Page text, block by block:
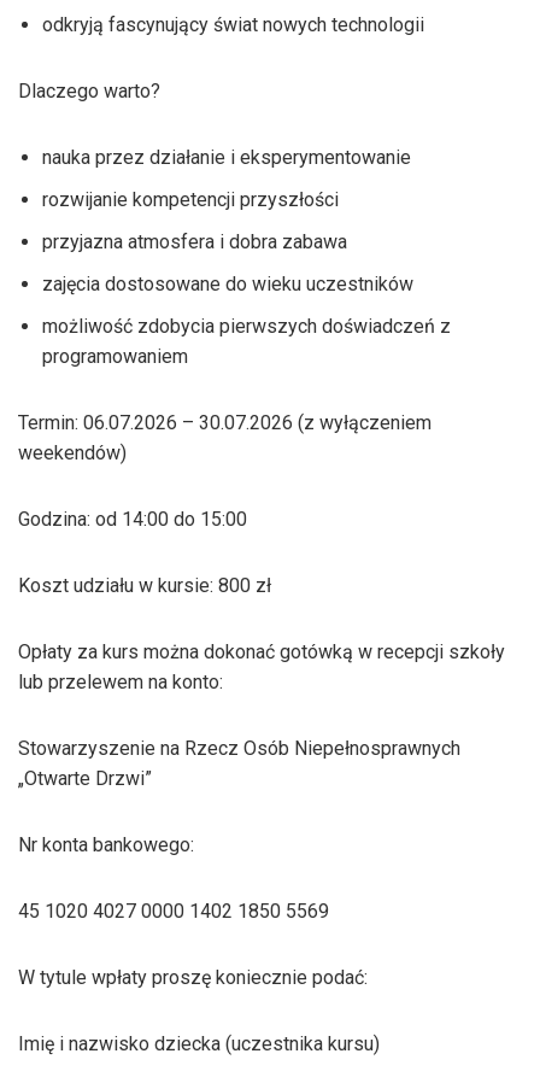
odkryją fascynujący świat nowych technologii
Dlaczego warto?
nauka przez działanie i eksperymentowanie
rozwijanie kompetencji przyszłości
przyjazna atmosfera i dobra zabawa
zajęcia dostosowane do wieku uczestników
możliwość zdobycia pierwszych doświadczeń z
programowaniem
Termin: 06.07.2026 – 30.07.2026 (z wyłączeniem
weekendów)
Godzina: od 14:00 do 15:00
Koszt udziału w kursie: 800 zł
Opłaty za kurs można dokonać gotówką w recepcji szkoły
lub przelewem na konto:
Stowarzyszenie na Rzecz Osób Niepełnosprawnych
„Otwarte Drzwi”
Nr konta bankowego:
45 1020 4027 0000 1402 1850 5569
W tytule wpłaty proszę koniecznie podać:
Imię i nazwisko dziecka (uczestnika kursu)